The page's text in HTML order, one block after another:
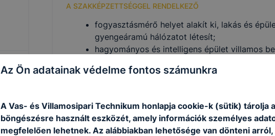
A SZAKKÉPZETTSÉGGEL RENDELKEZŐ
fogyasztásmérő helyet alakít ki, lakás és
gyengeáramú hálózatot létesít;
hagyományos és intelligens épület villamos
egyszerű multimédiás és kommunikációs
kisgépeket, mérőműszereket,
alapműveleteknél.
Az Ön adatainak védelme fontos számunkra
A Vas- és Villamosipari Technikum honlapja cookie-k (sütik) tárolja
böngészésre használt eszközét, amely információk személyes
megfelelően lehetnek. Az alábbiakban lehetősége van dönteni